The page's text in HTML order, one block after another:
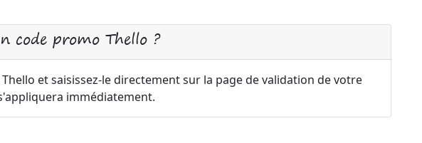
code promo Thello ?
et saisissez-le directement sur la page de validation de votre
immédiatement.